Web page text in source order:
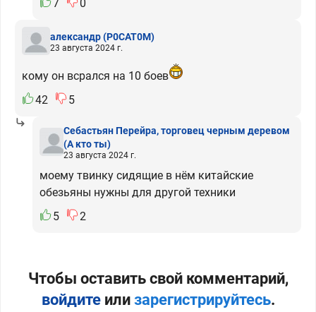
7 0
александр(P0CAT0M)
23 августа 2024 г.
кому он всрался на 10 боев
42
5
Себастьян Перейра, торговец черным деревом
(А кто ты)
23 августа 2024 г.
моему твинку сидящие в нём китайские
обезьяны нужны для другой техники
5
2
Чтобы оставить свой комментарий,
войдитеили зарегистрируйтесь.